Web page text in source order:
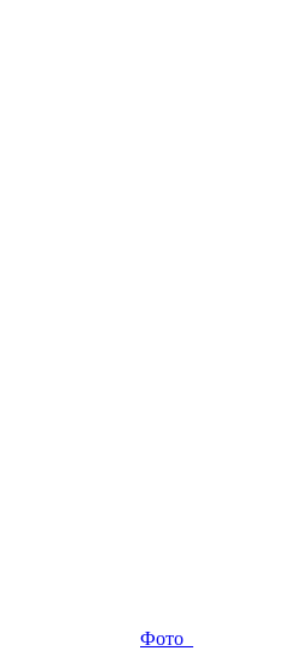
Фото